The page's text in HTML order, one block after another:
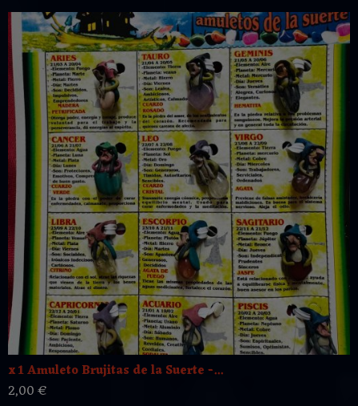
x 1 Amuleto Brujitas de la Suerte -...
2,00 €